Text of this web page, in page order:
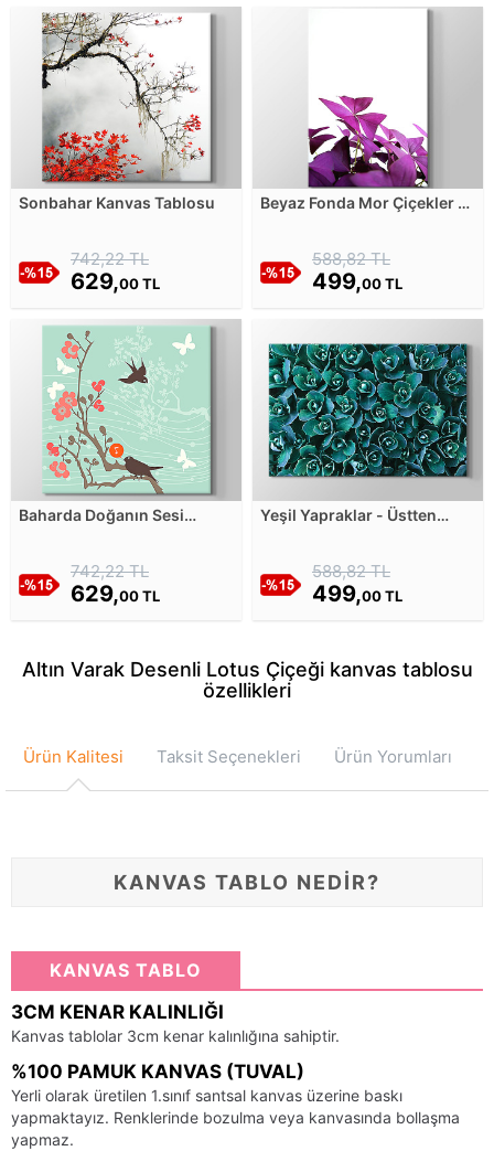
Sonbahar Kanvas Tablosu
742,22 TL
629,00 TL
Beyaz Fonda Mor Çiçekler -
588,82 TL
499,00 TL
Baharda Doğanın Sesi
742,22 TL
629,00 TL
Yeşil Yapraklar - Üstten
588,82 TL
499,00 TL
Altın Varak Desenli Lotus Çiçeği kanvas tablosu
özellikleri
Ürün Kalitesi Taksit Seçenekleri Ürün Yorumları
KANVAS TABLO NEDİR?
KANVAS TABLO
3CM KENAR KALINLIĞI
Kanvas tablolar 3cm kenar kalınlığına sahiptir.
%100 PAMUK KANVAS (TUVAL)
Yerli olarak üretilen 1.sınıf santsal kanvas üzerine baskı
yapmaktayız. Renklerinde bozulma veya kanvasında bollaşma
yapmaz.